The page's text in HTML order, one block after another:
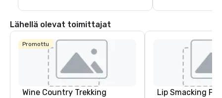
Lähellä olevat toimittajat
Promottu
Wine Country Trekking Lip Smacking